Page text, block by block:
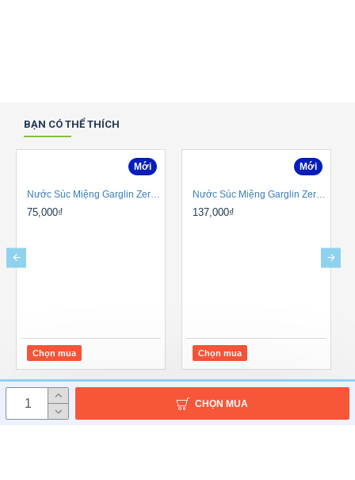
CHỌN MUA
BẠN CÓ THỂ THÍCH
Mới
Nước Súc Miệng Garglin Zero 380 Ml
75,000₫
Chọn mua
Mới
Nước Súc Miệng Garglin Zero 750 Ml
137,000₫
Chọn mua